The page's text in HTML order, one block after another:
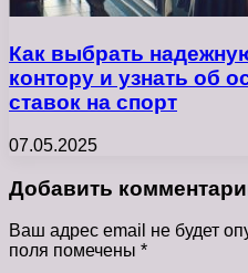
Как выбрать
контору и узнать об
ставок на спорт
07.05.2025
Добавить
Ваш адрес email не будет
поля помечены *